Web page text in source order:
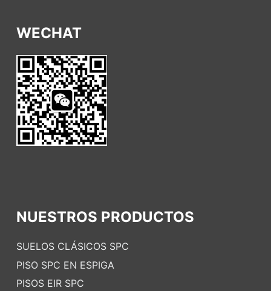
WECHAT
NUESTROS PRODUCTOS
SUELOS CLÁSICOS SPC
PISO SPC EN ESPIGA
PISOS EIR SPC